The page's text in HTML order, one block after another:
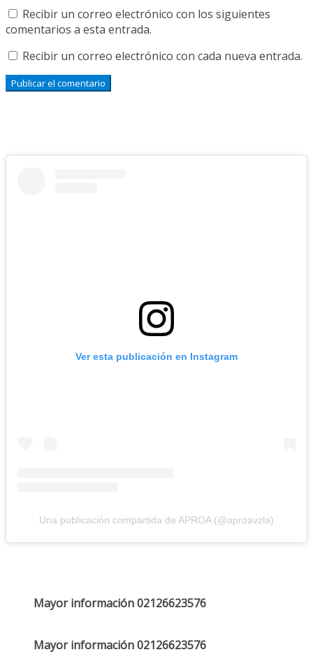
Recibir un correo electrónico con los siguientes
comentarios a esta entrada.
Recibir un correo electrónico con cada nueva entrada.
Ver esta publicación en Instagram
Una publicación compartida de APROA (@aproavzla)
Mayor información 02126623576
Mayor información 02126623576